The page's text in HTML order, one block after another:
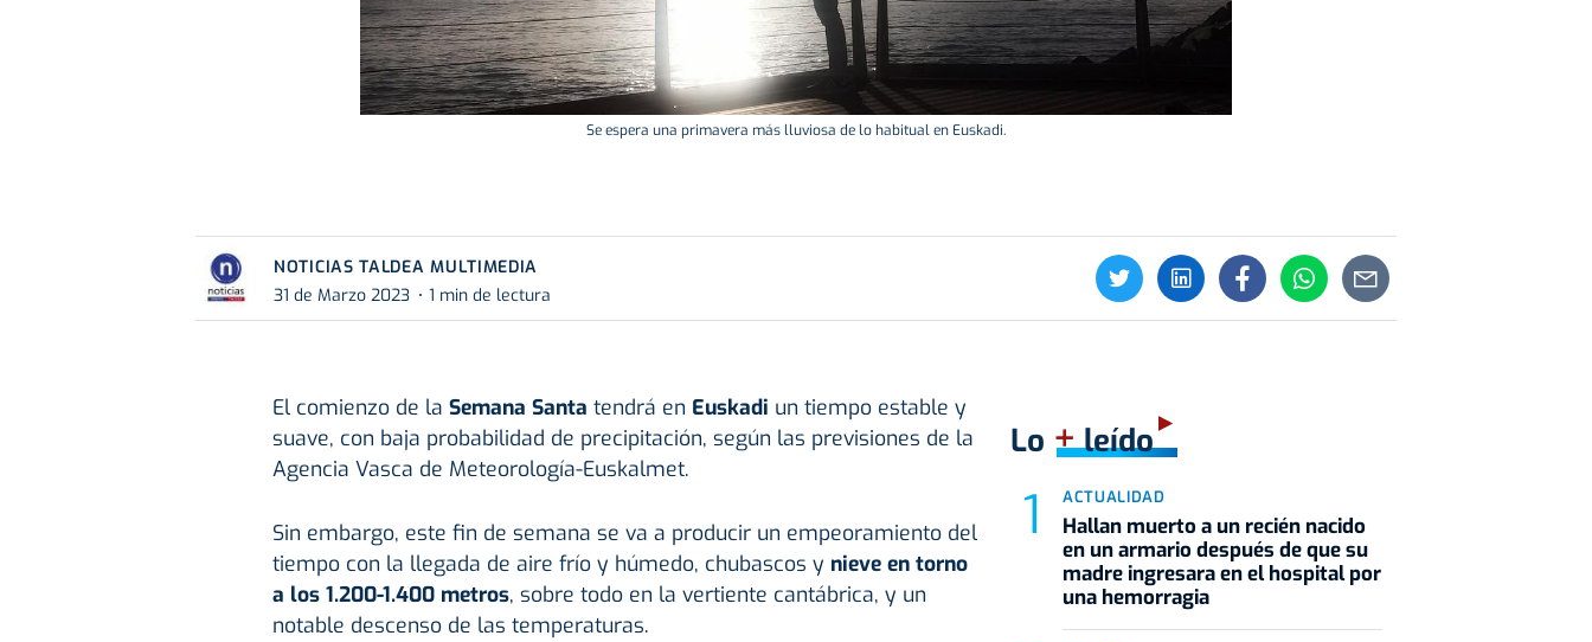
Se espera una primavera más lluviosa de lo habitual en Euskadi.
NOTICIAS TALDEA MULTIMEDIA
31 de Marzo 2023
1 min de lectura
El comienzo de la Semana Santa tendrá en Euskadi un tiempo estable y
suave, con baja probabilidad de precipitación, según las previsiones de la
Agencia Vasca de Meteorología-Euskalmet.
Sin embargo, este fin de semana se va a producir un empeoramiento del
tiempo con la llegada de aire frío y húmedo, chubascos y nieve en torno
a los 1.200-1.400 metros, sobre todo en la vertiente cantábrica, y un
notable descenso de las temperaturas.
Lo +leído
ACTUALIDAD
Hallan muerto a un recién nacido
en un armario después de que su
madre ingresara en el hospital por
una hemorragia